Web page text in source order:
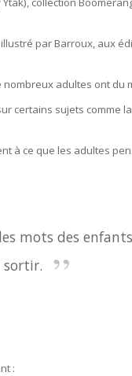
par Barroux, aux
adultes ont
sujets comme
à ce que les adultes
mots des
sortir.
: